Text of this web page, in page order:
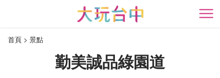
開
首頁 景點
勤美誠品綠園道